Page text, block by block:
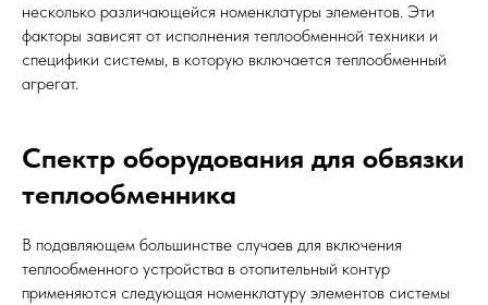
несколько различающейся номенклатуры элементов. Эти
факторы зависят от исполнения теплообменной техники и
специфики системы, в которую включается теплообменный
агрегат.
Спектр оборудования для обвязки
теплообменника
В подавляющем большинстве случаев для включения
теплообменного устройства в отопительный контур
применяются следующая номенклатуру элементов системы